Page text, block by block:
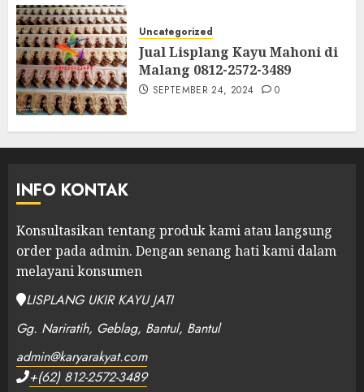
Uncategorized
Jual Lisplang Kayu Mahoni di
Malang 0812-2572-3489
SEPTEMBER 24, 2024 0
INFO KONTAK
Konsultasikan tentang produk kami atau langsung
order pada admin. Dengan senang hati kami dalam
melayani konsumen
LISPLANG UKIR KAYU JATI
Gg. Nariratih, Geblag, Bantul, Bantul
admin@karyarakyat.com
+(62) 812-2572-3489